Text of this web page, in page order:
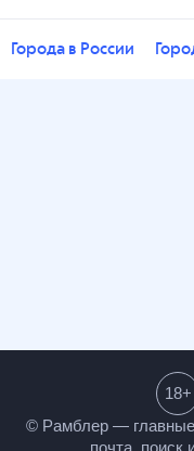
Города в России
© Рамблер —
18+